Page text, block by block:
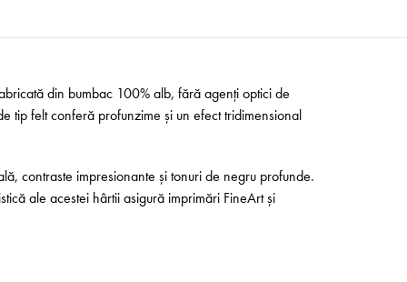
din bumbac 100% alb, fără agenți optici de
tip felt conferă profunzime și un efect tridimensional
contraste impresionante și tonuri de negru profunde.
ale acestei hârtii asigură imprimări FineArt și